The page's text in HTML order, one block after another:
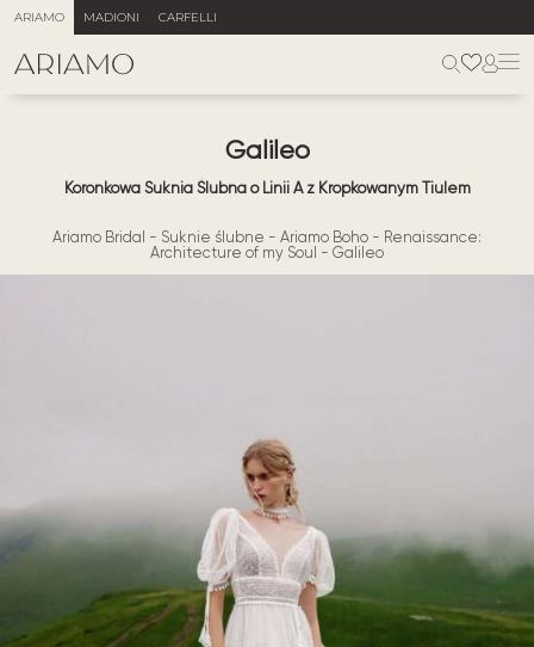
ARIAMO MADIONI CARFELLI
Galileo
Koronkowa Suknia Ślubna o Linii A z Kropkowanym Tiulem
Ariamo Bridal - Suknie ślubne - Ariamo Boho - Renaissance:
Architecture of my Soul - Galileo